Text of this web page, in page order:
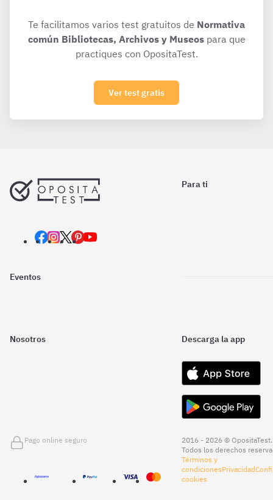
Te facilitamos varios test gratuitos de Normativa
común Bibliotecas, Archivos y Museospara que
practiques con OpositaTest.
Ver test gratis
Para ti
Eventos
Nosotros Descarga la app
Pago online seguro
2016 - 2026 © OpositaTest.
Todos los derechos
Términos y
condicionesPrivacidad
cookies